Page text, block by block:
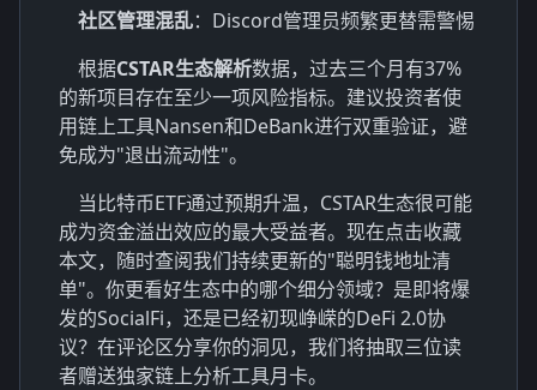
社区管理混乱：Discord管理员频繁更替需警惕
根据CSTAR生态解析数据，过去三个月有37%
的新项目存在至少一项风险指标。建议投资者使
用链上工具Nansen和DeBank进行双重验证，避
免成为"退出流动性"。
当比特币ETF通过预期升温， CSTAR生态很可能
成为资金溢出效应的最大受益者。现在点击收藏
本文，随时查阅我们持续更新的"聪明钱地址清
单"。你更看好生态中的哪个细分领域？是即将爆
发的SocialFi，还是已经初现峥嵘的DeFi 2.0协
议？在评论区分享你的洞见，我们将抽取三位读
者赠送独家链上分析工具月卡。